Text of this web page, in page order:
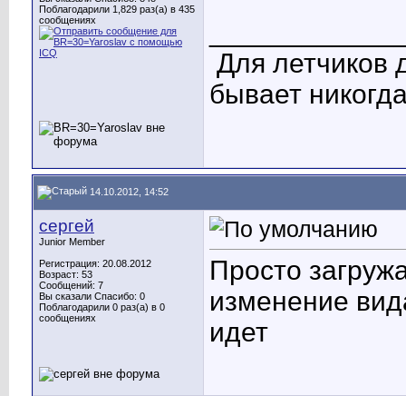
Поблагодарили 1,829 раз(а) в 435
сообщениях
Для летчиков
бывает
14.10.2012, 14:52
сергей
Junior Member
Регистрация: 20.08.2012
Возраст: 53
Сообщений: 7
Вы сказали Спасибо: 0
Поблагодарили 0 раз(а) в 0
сообщениях
Просто
изменение
идет